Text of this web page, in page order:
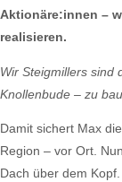
Aktionäre:innen –
realisieren.
Wir Steigmillers sind
Knollenbude – zu
Damit sichert Max
Region – vor Ort.
Dach über dem Kopf.